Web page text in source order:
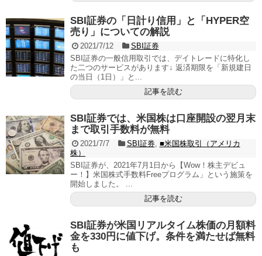
SBI証券の「日計り信用」と「HYPER空
売り」についての解説
2021/7/12
SBI証券
SBI証券の一般信用取引では、デイトレードに特化し
た二つのサービスがあります↓ 返済期限を「新規建日
の当日（1日）」と...
記事を読む
SBI証券では、米国株は口座開設の翌月末
まで取引手数料が無料
2021/7/7 SBI証券, ■米国株取引（アメリカ
株）
SBI証券が、2021年7月1日から【Wow！株主デビュ
ー！】米国株式手数料Freeプログラム」という施策を
開始しました。 ...
記事を読む
SBI証券が米国リアルタイム株価の月額料
金を330円に値下げ。条件を満たせば無料
も